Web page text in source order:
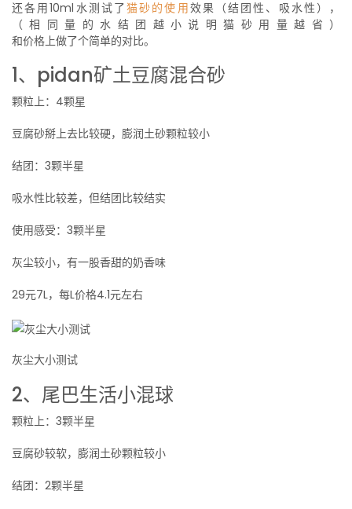
还各用10ml水测试了猫砂的使用效果（结团性、吸水性），
（相同量的水结团越小说明猫砂用量越省）
和价格上做了个简单的对比。
1、pidan矿土豆腐混合砂
颗粒上：4颗星
豆腐砂掰上去比较硬，膨润土砂颗粒较小
结团：3颗半星
吸水性比较差，但结团比较结实
使用感受：3颗半星
灰尘较小，有一股香甜的奶香味
29元7L，每L价格4.1元左右
灰尘大小测试
2、尾巴生活小混球
颗粒上：3颗半星
豆腐砂较软，膨润土砂颗粒较小
结团：2颗半星